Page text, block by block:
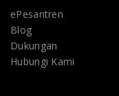
ePesantren
Blog
Dukungan
Hubungi Kami